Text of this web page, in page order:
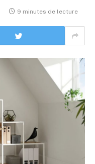
9 minutes de lecture